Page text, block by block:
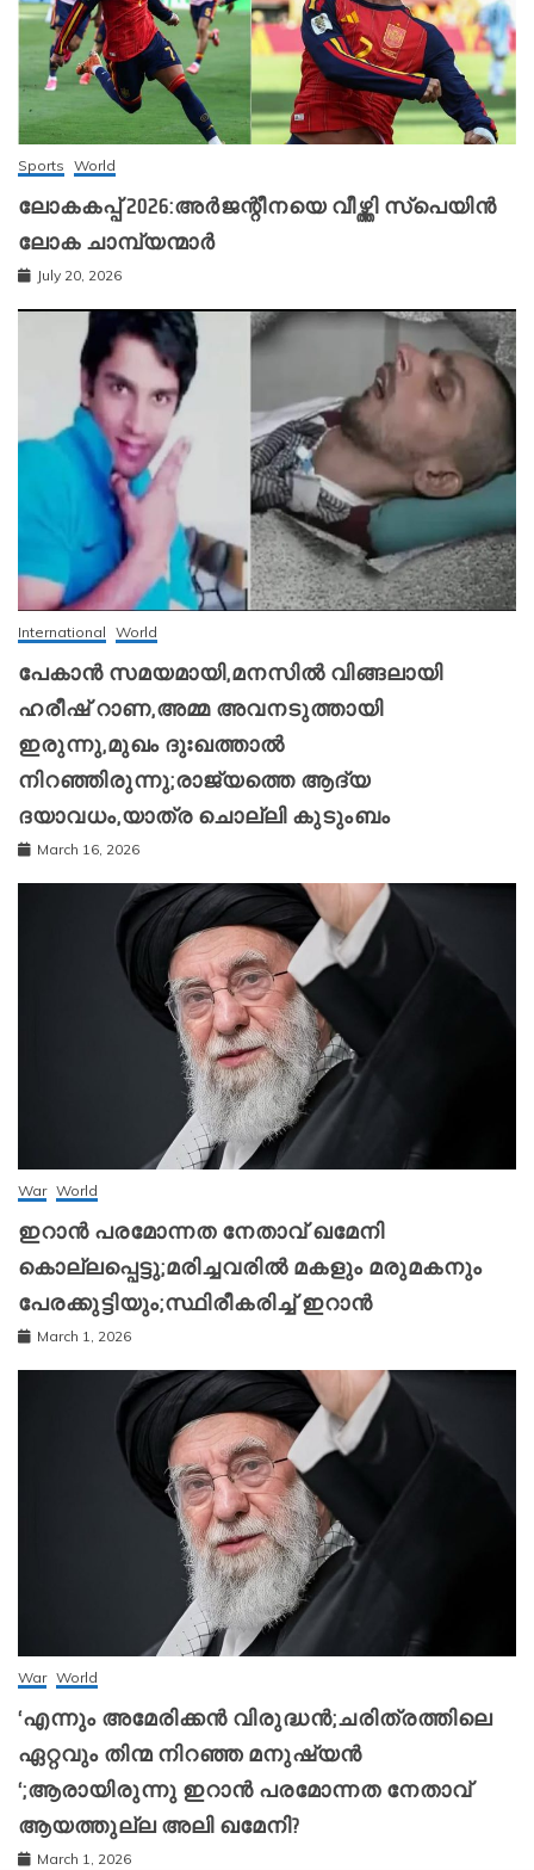
Sports World
ലോകകപ്പ് 2026:അർജന്റീനയെ വീഴ്ത്തി സ്‌പെയിൻ
ലോക ചാമ്പ്യന്മാർ
July 20, 2026
International World
പേകാൻ സമയമായി,മനസിൽ വിങ്ങലായി
ഹരീഷ് റാണ,അമ്മ അവനടുത്തായി
ഇരുന്നു,മുഖം ദുഃഖത്താൽ
നിറഞ്ഞിരുന്നു;രാജ്യത്തെ ആദ്യ
ദയാവധം,യാത്ര ചൊല്ലി കുടുംബം
March 16, 2026
War World
ഇറാന്‍ പരമോന്നത നേതാവ് ഖമേനി
കൊല്ലപ്പെട്ടു;മരിച്ചവരിൽ മകളും മരുമകനും
പേരക്കുട്ടിയും;സ്ഥിരീകരിച്ച് ഇറാന്‍
March 1, 2026
War World
‘എന്നും അമേരിക്കന്‍ വിരുദ്ധന്‍;ചരിത്രത്തിലെ
ഏറ്റവും തിന്മ നിറഞ്ഞ മനുഷ്യന്‍
‘;ആരായിരുന്നു ഇറാന്‍ പരമോന്നത നേതാവ്
ആയത്തുല്ല അലി ഖമേനി?
March 1, 2026